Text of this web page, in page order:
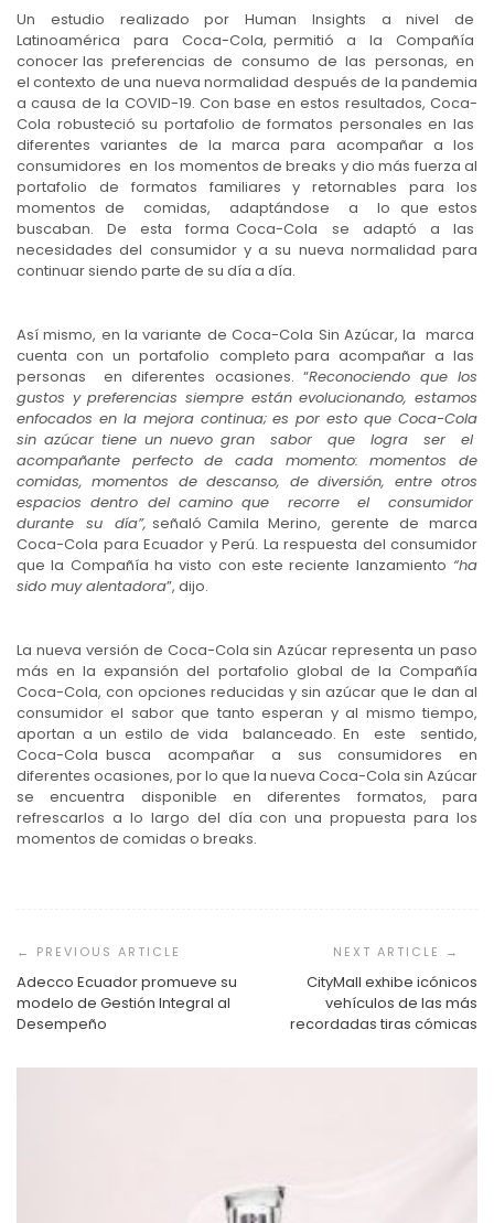
Un estudio realizado por Human Insights a nivel de
Latinoamérica para Coca-Cola, permitió a la Compañía
conocer las preferencias de consumo de las personas, en
el contexto de una nueva normalidad después de la pandemia
a causa de la COVID-19. Con base en estos resultados, Coca-
Cola robusteció su portafolio de formatos personales en las
diferentes variantes de la marca para acompañar a los
consumidores en los momentos de breaks y dio más fuerza al
portafolio de formatos familiares y retornables para los
momentos de comidas, adaptándose a lo que estos
buscaban. De esta forma Coca-Cola se adaptó a las
necesidades del consumidor y a su nueva normalidad para
continuar siendo parte de su día a día.
Así mismo, en la variante de Coca-Cola Sin Azúcar, la marca
cuenta con un portafolio completo para acompañar a las
personas en diferentes ocasiones. “Reconociendo que los
gustos y preferencias siempre están evolucionando, estamos
enfocados en la mejora continua; es por esto que Coca-Cola
sin azúcar tiene un nuevo gran sabor que logra ser el
acompañante perfecto de cada momento: momentos de
comidas, momentos de descanso, de diversión, entre otros
espacios dentro del camino que recorre el consumidor
durante su día”,señaló Camila Merino, gerente de marca
Coca-Cola para Ecuador y Perú. La respuesta del consumidor
que la Compañía ha visto con este reciente lanzamiento “ha
sido muy alentadora”, dijo.
La nueva versión de Coca-Cola sin Azúcar representa un paso
más en la expansión del portafolio global de la Compañía
Coca-Cola, con opciones reducidas y sin azúcar que le dan al
consumidor el sabor que tanto esperan y al mismo tiempo,
aportan a un estilo de vida balanceado. En este sentido,
Coca-Cola busca acompañar a sus consumidores en
diferentes ocasiones, por lo que la nueva Coca-Cola sin Azúcar
se encuentra disponible en diferentes formatos, para
refrescarlos a lo largo del día con una propuesta para los
momentos de comidas o breaks.
de
entradas
Adecco Ecuador promueve su
modelo de Gestión Integral al
Desempeño
CityMall exhibe icónicos
vehículos de las más
recordadas tiras cómicas